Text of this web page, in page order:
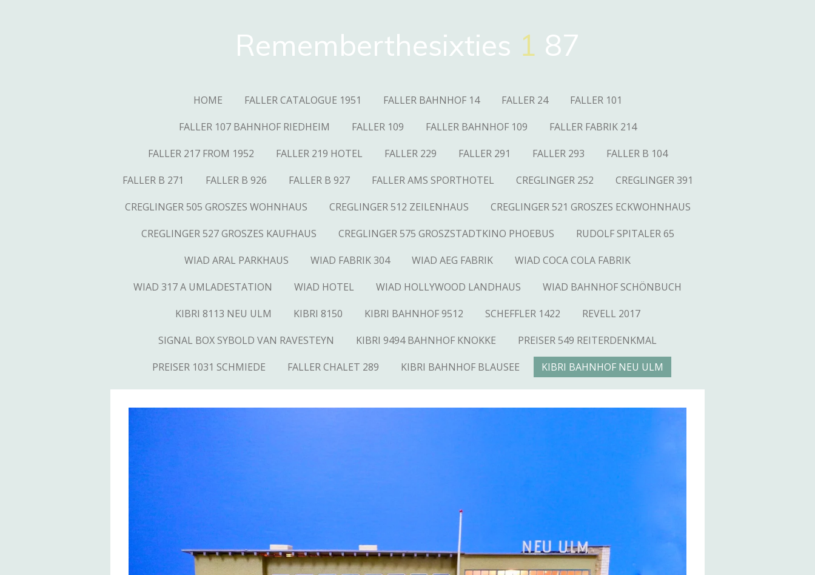
Rememberthesixties 1 87
HOME FALLER CATALOGUE 1951 FALLER BAHNHOF 14 FALLER 24
FALLER 101
FALLER 107 BAHNHOF RIEDHEIM
FALLER 109 FALLER BAHNHOF 109
FALLER FABRIK 214
FALLER 217 FROM 1952
FALLER 219 HOTEL FALLER 229 FALLER 291 FALLER 293
FALLER B 104
FALLER B 271
FALLER B 926 FALLER B 927 FALLER AMS SPORTHOTEL CREGLINGER 252
CREGLINGER 391
CREGLINGER 505 GROSZES WOHNHAUS
CREGLINGER 512 ZEILENHAUS
CREGLINGER 521 GROSZES ECKWOHNHAUS
CREGLINGER 527 GROSZES KAUFHAUS
CREGLINGER 575 GROSZSTADTKINO PHOEBUS
RUDOLF SPITALER 65
WIAD ARAL PARKHAUS
WIAD FABRIK 304 WIAD AEG FABRIK
WIAD COCA COLA FABRIK
WIAD 317 A UMLADESTATION
WIAD HOTEL WIAD HOLLYWOOD LANDHAUS
WIAD BAHNHOF SCHÖNBUCH
KIBRI 8113 NEU ULM
KIBRI 8150 KIBRI BAHNHOF 9512 SCHEFFLER 1422
REVELL 2017
SIGNAL BOX SYBOLD VAN RAVESTEYN
KIBRI 9494 BAHNHOF KNOKKE
PREISER 549 REITERDENKMAL
PREISER 1031 SCHMIEDE
FALLER CHALET 289 KIBRI BAHNHOF BLAUSEE KIBRI BAHNHOF NEU ULM